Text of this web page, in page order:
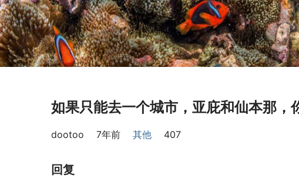
如果只能去一个城市，亚庇和仙本那，
dootoo 7年前 其他 407
回复